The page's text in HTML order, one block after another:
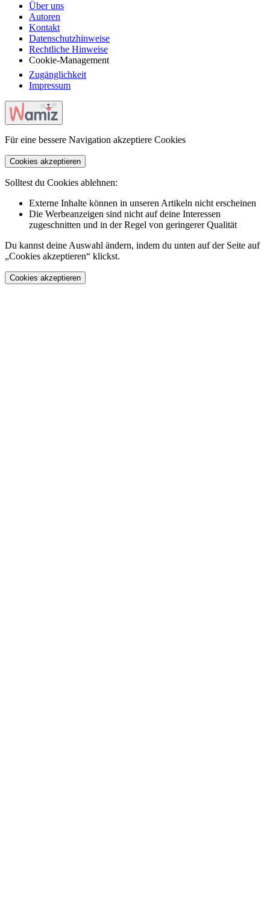
Über uns
Autoren
Kontakt
Datenschutzhinweise
Rechtliche Hinweise
Cookie-Management
Zugänglichkeit
Impressum
Für eine bessere Navigation akzeptiere Cookies
Cookies akzeptieren
Solltest du Cookies ablehnen:
Externe Inhalte können in unseren Artikeln nicht erscheinen
Die Werbeanzeigen sind nicht auf deine Interessen
zugeschnitten und in der Regel von geringerer Qualität
Du kannst deine Auswahl ändern, indem du unten auf der Seite auf
„Cookies akzeptieren“ klickst.
Cookies akzeptieren